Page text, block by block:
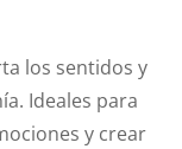
los sentidos y
Ideales para
y crear